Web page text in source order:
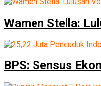
Wamen Stella:
BPS: Sensus